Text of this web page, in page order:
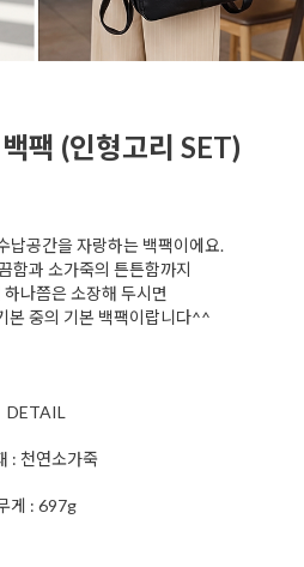
팩 (인형고리 SET)
납공간을 자랑하는 백팩이에요.
함과 소가죽의 튼튼함까지
하나쯤은 소장해 두시면
본 중의 기본 백팩이랍니다^^
DETAIL
: 천연소가죽
게 : 697g